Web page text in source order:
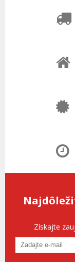
Získajte